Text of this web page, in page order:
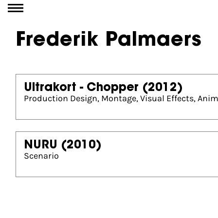
Ga naar inhoud
Frederik Palmaers
Ultrakort - Chopper (2012)
Production Design, Montage, Visual Effects,
NURU (2010)
Scenario